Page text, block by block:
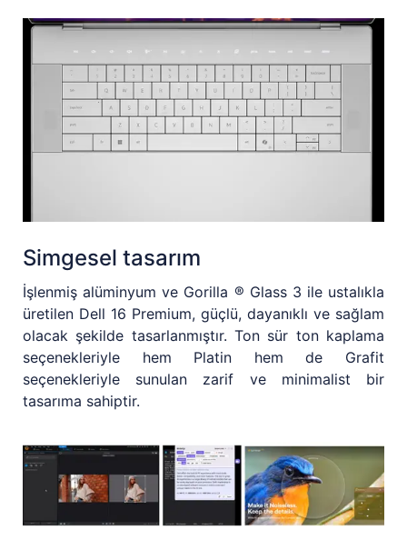
Simgesel tasarım
İşlenmiş alüminyum ve Gorilla ® Glass 3 ile ustalıkla
üretilen Dell 16 Premium, güçlü, dayanıklı ve sağlam
olacak şekilde tasarlanmıştır. Ton sür ton kaplama
seçenekleriyle hem Platin hem de Grafit
seçenekleriyle sunulan zarif ve minimalist bir
tasarıma sahiptir.